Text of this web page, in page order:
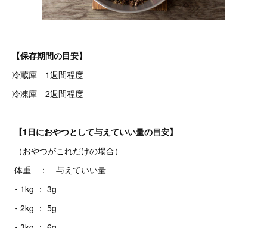
【保存期間の目安】
冷蔵庫 1週間程度
冷凍庫 2週間程度
【1日におやつとして与えていい量の目安】
（おやつがこれだけの場合）
体重 ： 与えていい量
・1kg ： 3g
・2kg ： 5g